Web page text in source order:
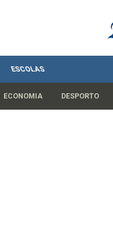
ESCOLAS
ECONOMIA DESPORTO